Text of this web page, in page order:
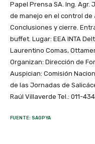
Papel Prensa SA. Ing. Agr.
de manejo en el control de
Conclusiones y cierre.
buffet. Lugar: EEA INTA
Laurentino Comas,
Organizan: Dirección de
Auspician: Comisión
de las Jornadas de
Raúl Villaverde Tel.: 011-
FUENTE: SAGPYA